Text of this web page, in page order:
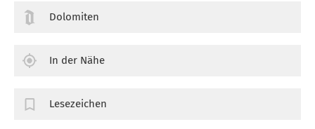
Dolomiten
In der Nähe
Lesezeichen